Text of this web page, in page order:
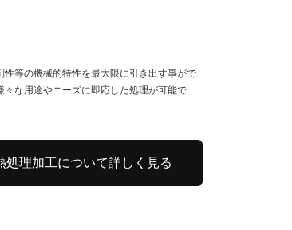
等の機械的特性を最大限に引き出す事がで
な用途やニーズに即応した処理が可能で
処理加工について詳しく見る